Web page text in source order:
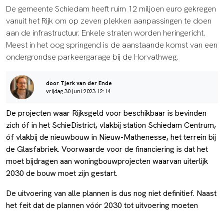
De gemeente Schiedam heeft ruim 12 miljoen euro gekregen
vanuit het Rijk om op zeven plekken aanpassingen te doen
aan de infrastructuur. Enkele straten worden heringericht.
Meest in het oog springend is de aanstaande komst van een
ondergrondse parkeergarage bij de Horvathweg.
door Tjerk van der Ende
vrijdag 30 juni 2023 12:14
De projecten waar Rijksgeld voor beschikbaar is bevinden
zich óf in het SchieDistrict, vlakbij station Schiedam Centrum,
óf vlakbij de nieuwbouw in Nieuw-Mathenesse, het terrein bij
de Glasfabriek. Voorwaarde voor de financiering is dat het
moet bijdragen aan woningbouwprojecten waarvan uiterlijk
2030 de bouw moet zijn gestart.
De uitvoering van alle plannen is dus nog niet definitief. Naast
het feit dat de plannen vóór 2030 tot uitvoering moeten